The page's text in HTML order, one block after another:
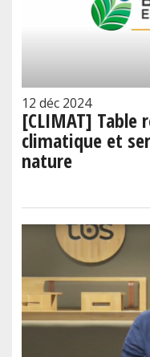
12 déc 2024
[CLIMAT] Table
climatique et
nature